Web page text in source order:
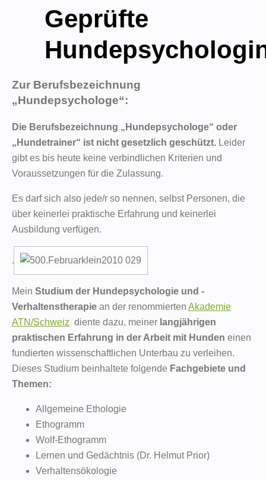
Geprüfte
Zur Berufsbezeichnung
„Hundepsychologe“:
Die Berufsbezeichnung „Hundepsychologe“ oder
„Hundetrainer“ ist nicht gesetzlich geschützt. Leider
gibt es bis heute keine verbindlichen Kriterien und
Voraussetzungen für die Zulassung.
Es darf sich also jede/r so nennen, selbst Personen, die
über keinerlei praktische Erfahrung und keinerlei
Ausbildung verfügen.
.
Mein Studium der Hundepsychologie und -
Verhaltenstherapie an der renommierten Akademie
ATN/Schweiz diente dazu, meiner langjährigen
praktischen Erfahrung in der Arbeit mit Hunden einen
fundierten wissenschaftlichen Unterbau zu verleihen.
Dieses Studium beinhaltete folgende Fachgebiete und
Themen:
Allgemeine Ethologie
Ethogramm
Wolf-Ethogramm
Lernen und Gedächtnis (Dr. Helmut Prior)
Verhaltensökologie